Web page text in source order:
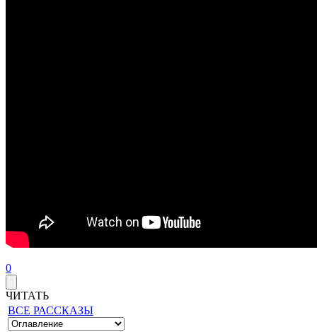
0
ЧИТАТЬ
ВСЕ РАССКАЗЫ